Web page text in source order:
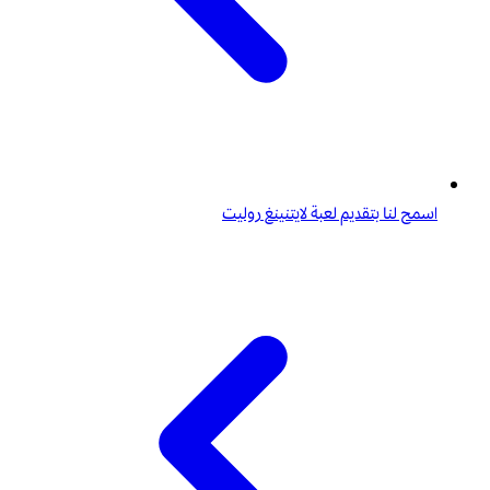
اسمح لنا بتقديم لعبة لايتنينغ روليت